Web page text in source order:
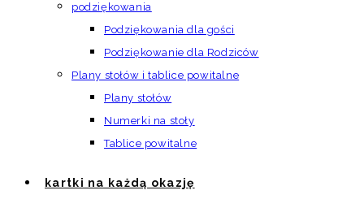
podziękowania
Podziękowania dla gości
Podziękowanie dla Rodziców
Plany stołów i tablice powitalne
Plany stołów
Numerki na stoły
Tablice powitalne
kartki na każdą okazję